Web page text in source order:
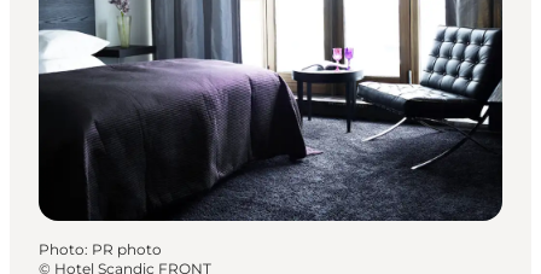
Photo: PR photo
© Hotel Scandic FRONT